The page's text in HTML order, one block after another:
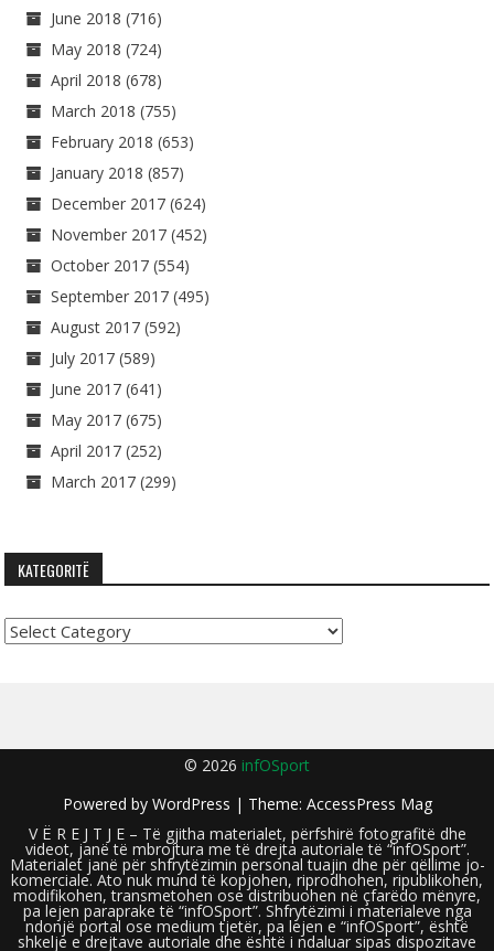
June 2018 (716)
May 2018 (724)
April 2018 (678)
March 2018 (755)
February 2018 (653)
January 2018 (857)
December 2017 (624)
November 2017 (452)
October 2017 (554)
September 2017 (495)
August 2017 (592)
July 2017 (589)
June 2017 (641)
May 2017 (675)
April 2017 (252)
March 2017 (299)
KATEGORITË
Kategoritë
© 2026 infOSport
Powered by WordPress | Theme: AccessPress Mag
V Ë R E J T J E – Të gjitha materialet, përfshirë fotografitë dhe
videot, janë të mbrojtura me të drejta autoriale të “infOSport”.
Materialet janë për shfrytëzimin personal tuajin dhe për qëllime jo-
komerciale. Ato nuk mund të kopjohen, riprodhohen, ripublikohen,
modifikohen, transmetohen ose distribuohen në çfarëdo mënyre,
pa lejen paraprake të “infOSport”. Shfrytëzimi i materialeve nga
ndonjë portal ose medium tjetër, pa lejen e “infOSport”, është
shkelje e drejtave autoriale dhe është i ndaluar sipas dispozitave